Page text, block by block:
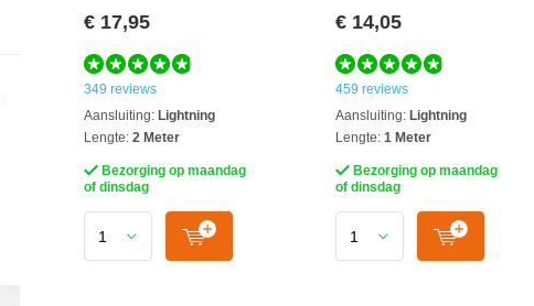
€ 17,95
349 reviews
Aansluiting: Lightning
Lengte: 2 Meter
Bezorging op maandag
of dinsdag
€ 14,05
459 reviews
Aansluiting: Lightning
Lengte: 1 Meter
Bezorging op maandag
of dinsdag